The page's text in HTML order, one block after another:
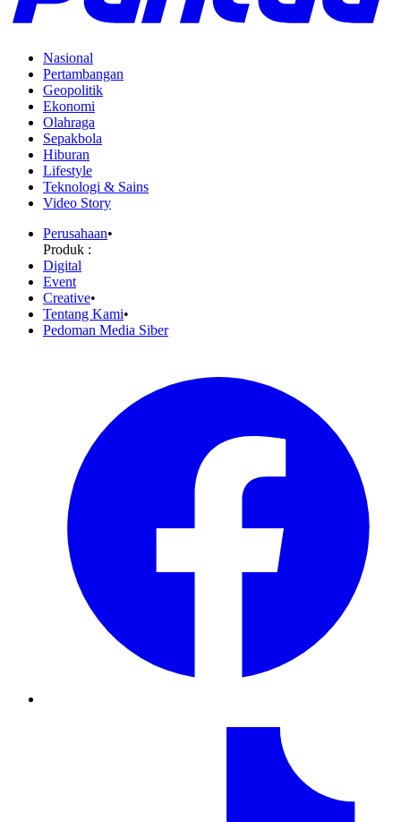
Nasional
Pertambangan
Geopolitik
Ekonomi
Olahraga
Sepakbola
Hiburan
Lifestyle
Teknologi & Sains
Video Story
Perusahaan•
Produk :
Digital
Event
Creative•
Tentang Kami•
Pedoman Media Siber